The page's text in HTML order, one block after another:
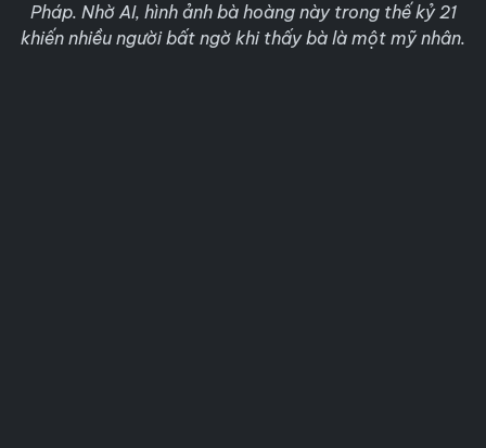
Pháp. Nhờ AI, hình ảnh bà hoàng này trong thế kỷ 21
khiến nhiều người bất ngờ khi thấy bà là một mỹ nhân.